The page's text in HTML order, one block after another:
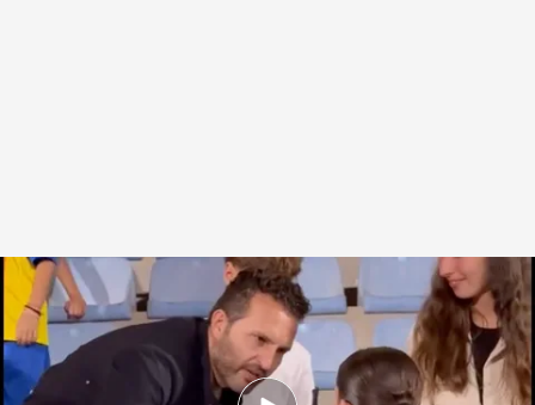
Rubén Baraja besa a su hija FFCV
David Torres
08 JUN 2026 - 10:10h.